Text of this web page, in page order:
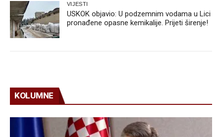
VIJESTI
USKOK objavio: U podzemnim vodama u Lici
pronađene opasne kemikalije. Prijeti širenje!
KOLUMNE